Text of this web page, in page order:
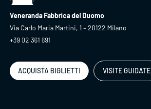
Veneranda Fabbrica del Duomo
Via Carlo Maria Martini, 1 – 20122 Milano
+39 02 361 691
ACQUISTA BIGLIETTI VISITE GUIDATE